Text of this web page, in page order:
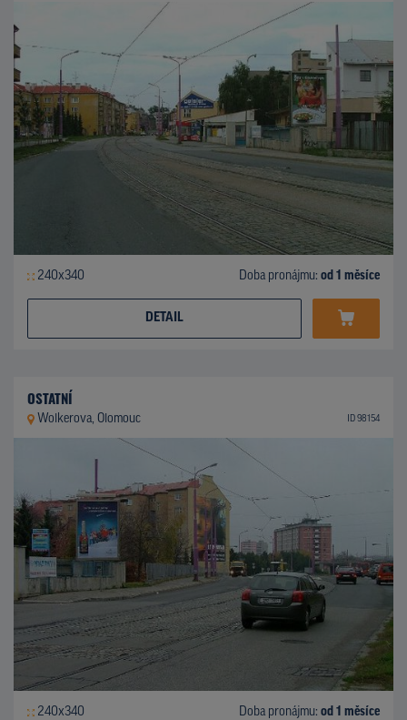
240x340 Doba pronájmu: od 1 měsíce
DETAIL
OSTATNÍ
Wolkerova, Olomouc ID 98154
240x340 Doba pronájmu: od 1 měsíce